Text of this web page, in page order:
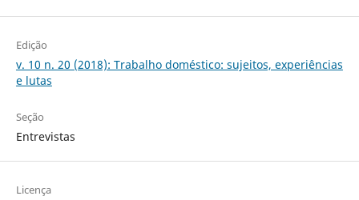
Edição
v. 10 n. 20 (2018): Trabalho doméstico: sujeitos, experiências
e lutas
Seção
Entrevistas
Licença